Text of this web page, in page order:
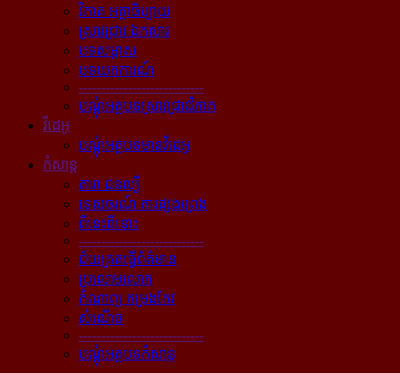
វិភាគ អត្ថាធិប្បាយ
ស្រាវជ្រាវ ឯកសារ
បទសម្ភាស
បទយកការណ៍
----------------------------
បណ្ដុំអត្ថបទស្រាវជ្រាវវិភាគ
វីដេអូ
បណ្ដុំអត្ថបទមានវីដេអូ
កំសាន្ដ
តារា ជនល្បី
ទេសចរណ៍ ការផ្សងព្រេង
ពីនេះពីនោះ
----------------------------
ជ័យគ្រតធ្វើព័ត៌មាន
ប្រលោមលោក
កំណាព្យ កម្រងកែវ
សំណើច
----------------------------
បណ្ដុំអត្ថបទកំសាន្ដ